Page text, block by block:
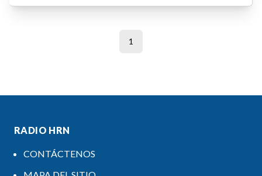
1
RADIO HRN
CONTÁCTENOS